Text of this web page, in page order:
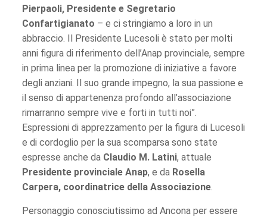
Pierpaoli, Presidente e Segretario
Confartigianato – e ci stringiamo a loro in un
abbraccio. Il Presidente Lucesoli è stato per molti
anni figura di riferimento dell’Anap provinciale, sempre
in prima linea per la promozione di iniziative a favore
degli anziani. Il suo grande impegno, la sua passione e
il senso di appartenenza profondo all’associazione
rimarranno sempre vive e forti in tutti noi”.
Espressioni di apprezzamento per la figura di Lucesoli
e di cordoglio per la sua scomparsa sono state
espresse anche da Claudio M. Latini, attuale
Presidente provinciale Anap, e da Rosella
Carpera, coordinatrice della Associazione.
Personaggio conosciutissimo ad Ancona per essere